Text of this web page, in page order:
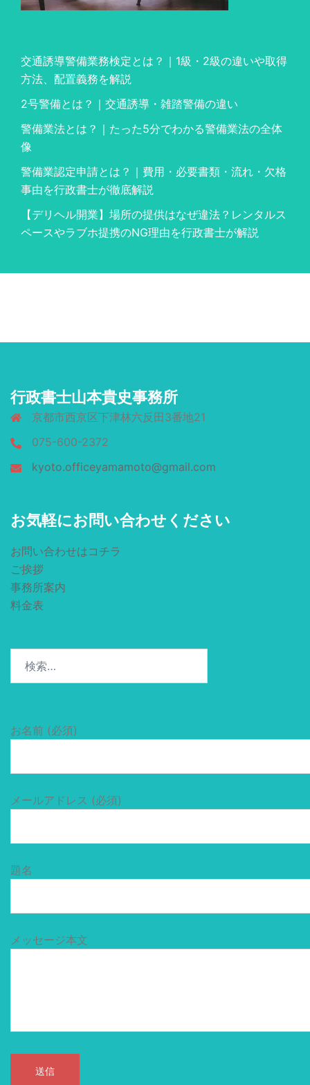
交通誘導警備業務検定とは？｜1級・2級の違いや取得
方法、配置義務を解説
2号警備とは？｜交通誘導・雑踏警備の違い
警備業法とは？｜たった5分でわかる警備業法の全体
像
警備業認定申請とは？｜費用・必要書類・流れ・欠格
事由を行政書士が徹底解説
【デリヘル開業】場所の提供はなぜ違法？レンタルス
ペースやラブホ提携のNG理由を行政書士が解説
行政書士山本貴史事務所
京都市西京区下津林六反田3番地21
075-600-2372
kyoto.officeyamamoto@gmail.com
お気軽にお問い合わせください
お問い合わせはコチラ
ご挨拶
事務所案内
料金表
お名前 (必須)
メールアドレス (必須)
題名
メッセージ本文